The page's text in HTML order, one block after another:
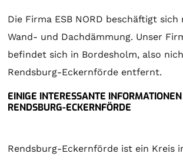
Die Firma ESB NORD beschäftigt sich
Wand- und Dachdämmung. Unser
befindet sich in Bordesholm, also
Rendsburg-Eckernförde entfernt.
EINIGE INTERESSANTE
RENDSBURG-ECKERNFÖRDE
Rendsburg-Eckernförde ist ein Kreis